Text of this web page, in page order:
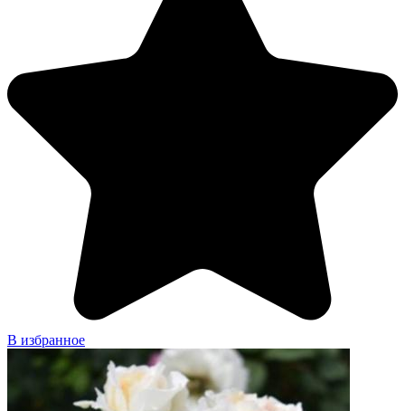
В избранное